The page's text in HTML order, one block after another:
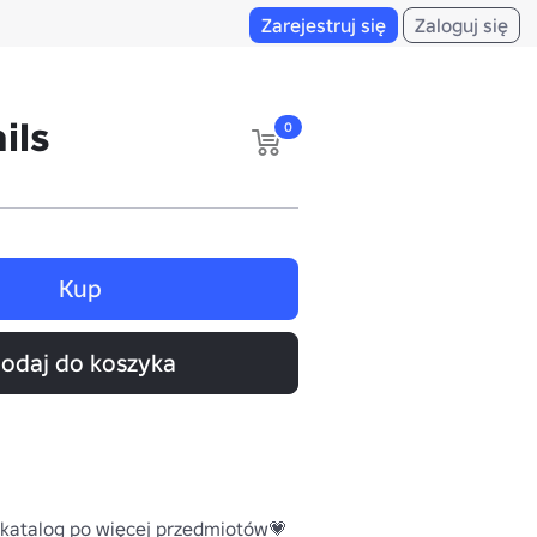
Zarejestruj się Zaloguj się
0
Kup
do koszyka
po więcej przedmiotów💗